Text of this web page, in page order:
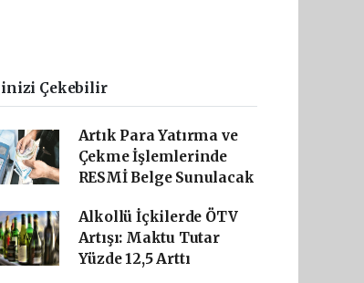
Çekebilir
Artık Para Yatırma ve
Çekme İşlemlerinde
RESMİ Belge Sunulacak
Alkollü İçkilerde ÖTV
Artışı: Maktu Tutar
Yüzde 12,5 Arttı